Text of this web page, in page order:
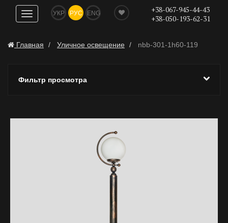
Показать
навигацию
УКР РУС ENG
+38-067-945-44-43
+38-050-193-62-31
Главная Уличное освещение nbb-301-1h60-119
Фильтр просмотра